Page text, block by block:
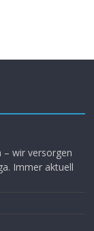
– wir versorgen
Immer aktuell